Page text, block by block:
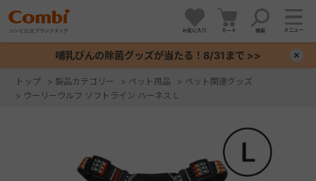
お気に入り カート 検索 メニュー
哺乳びんの除菌グッズが当たる！8/31まで >>
トップ > 製品カテゴリー > ペット用品 > ペット関連グッズ
> ウーリーウルフ ソフトライン ハーネス L